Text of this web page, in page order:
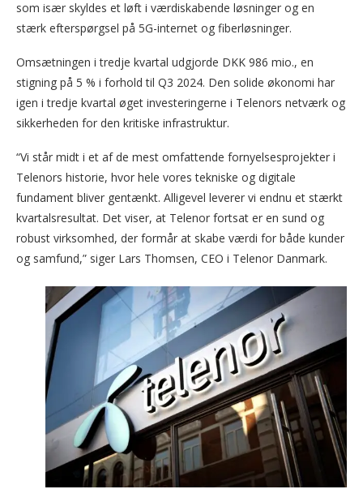
som især skyldes et løft i værdiskabende løsninger og en
stærk efterspørgsel på 5G-internet og fiberløsninger.
Omsætningen i tredje kvartal udgjorde DKK 986 mio., en
stigning på 5 % i forhold til Q3 2024. Den solide økonomi har
igen i tredje kvartal øget investeringerne i Telenors netværk og
sikkerheden for den kritiske infrastruktur.
“Vi står midt i et af de mest omfattende fornyelsesprojekter i
Telenors historie, hvor hele vores tekniske og digitale
fundament bliver gentænkt. Alligevel leverer vi endnu et stærkt
kvartalsresultat. Det viser, at Telenor fortsat er en sund og
robust virksomhed, der formår at skabe værdi for både kunder
og samfund,” siger Lars Thomsen, CEO i Telenor Danmark.